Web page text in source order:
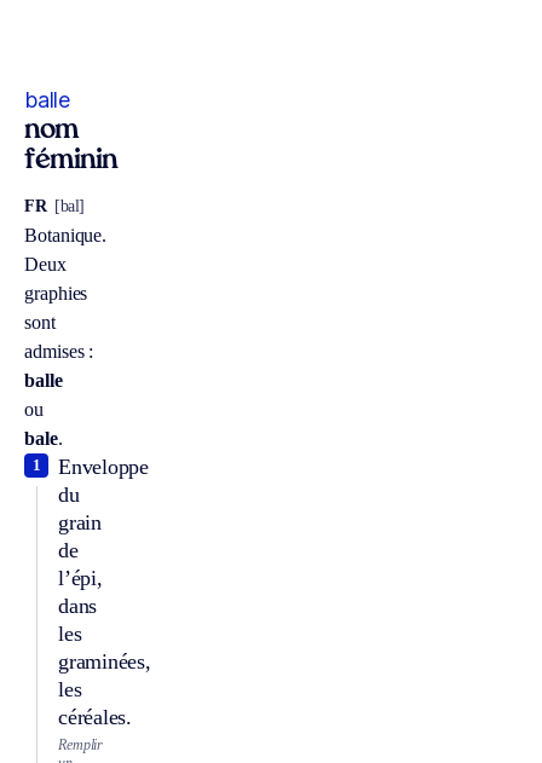
balle
nom
féminin
FR [bal]
Botanique.
Deux
graphies
sont
admises :
balle
ou
bale.
Enveloppe
du
grain
de
l’épi,
dans
les
graminées,
les
céréales.
1
Remplir